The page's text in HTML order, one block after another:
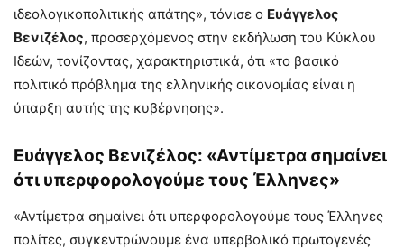
ιδεολογικοπολιτικής απάτης», τόνισε ο Ευάγγελος
Βενιζέλος, προσερχόμενος στην εκδήλωση του Κύκλου
Ιδεών, τονίζοντας, χαρακτηριστικά, ότι «το βασικό
πολιτικό πρόβλημα της ελληνικής οικονομίας είναι η
ύπαρξη αυτής της κυβέρνησης».
Ευάγγελος Βενιζέλος: «Αντίμετρα σημαίνει
ότι υπερφορολογούμε τους Έλληνες»
«Αντίμετρα σημαίνει ότι υπερφορολογούμε τους Έλληνες
πολίτες, συγκεντρώνουμε ένα υπερβολικό πρωτογενές